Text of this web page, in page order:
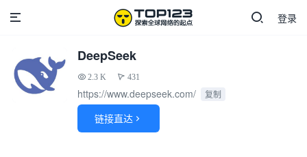
登录
DeepSeek
2.3 K 431
https://www.deepseek.com/ 复制
链接直达 